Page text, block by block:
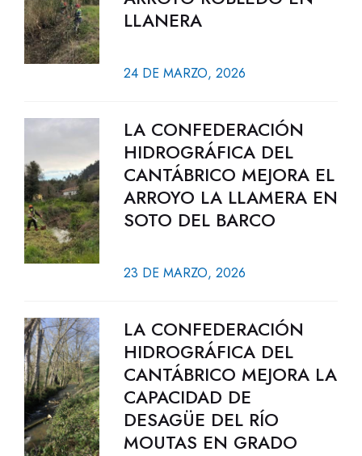
LLANERA
24 DE MARZO, 2026
LA CONFEDERACIÓN
HIDROGRÁFICA DEL
CANTÁBRICO MEJORA EL
ARROYO LA LLAMERA EN
SOTO DEL BARCO
23 DE MARZO, 2026
LA CONFEDERACIÓN
HIDROGRÁFICA DEL
CANTÁBRICO MEJORA LA
CAPACIDAD DE
DESAGÜE DEL RÍO
MOUTAS EN GRADO